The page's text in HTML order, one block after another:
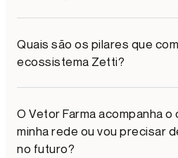
Quais são os pilares que
ecossistema Zetti?
O Vetor Farma acompanha
minha rede ou vou precisar
no futuro?